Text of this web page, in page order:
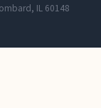
IL 60148